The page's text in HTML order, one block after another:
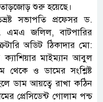
শুরু হয়েছে।
সভাপতি প্রফেসর ড.
এমএ জলিল, বাটপারির
অডিট ঠিকাদার মো:
মাইম্যান আবুল
ও ডামের সংশ্লিষ্ট
ডাম আয়ত্বে রাখা কঠিন
প্রেসিডেন্ট গোলাম পন্চ